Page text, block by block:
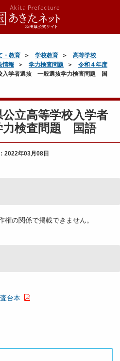
・教育 学校教育
高等学校
情報
学力検査問題
令和４年度
入学者選抜 一般選抜学力検査問題 国
立高等学校入学者
検査問題 国語
2022年03月08日
の関係で掲載できません。
台本